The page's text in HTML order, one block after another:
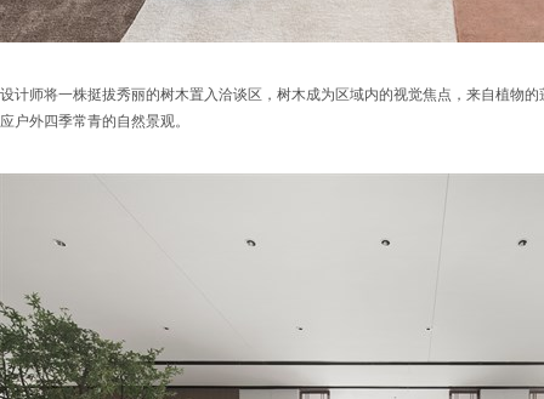
设计师将一株挺拔秀丽的树木置入洽谈区，树木成为区域内的视觉焦点，来自植物
应户外四季常青的自然景观。